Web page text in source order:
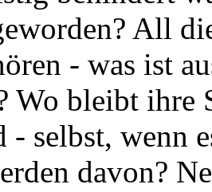
All
- was ist
Wo bleibt ihre
- selbst, wenn
davon?